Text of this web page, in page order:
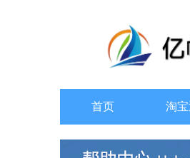
首页 淘宝